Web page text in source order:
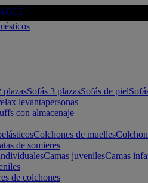
plazasSofás 3 plazasSofás de piel
levantapersonas
con almacenaje
Colchones de muelles
de somieres
Camas juvenilesCamas
de colchones